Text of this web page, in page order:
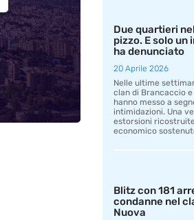
Due quartieri
pizzo. E solo
ha denunciato
20 Aprile 2026
Nelle ultime
clan di Brancaccio e
hanno messo a
intimidazioni. Una
estorsioni
economico
Blitz con 181
condanne nel
Nuova